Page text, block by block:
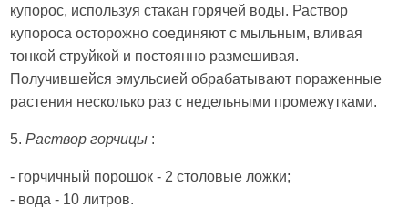
купорос, используя стакан горячей воды. Раствор
купороса осторожно соединяют с мыльным, вливая
тонкой струйкой и постоянно размешивая.
Получившейся эмульсией обрабатывают пораженные
растения несколько раз с недельными промежутками.
5.Раствор горчицы :
- горчичный порошок - 2 столовые ложки;
- вода - 10 литров.